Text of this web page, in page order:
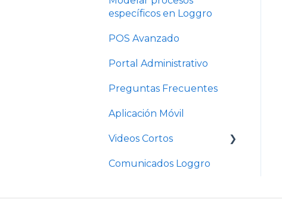
específicos en Loggro
POS Avanzado
Portal Administrativo
Preguntas Frecuentes
Aplicación Móvil
Videos Cortos
Videos Cortos Pymes
Comunicados Loggro